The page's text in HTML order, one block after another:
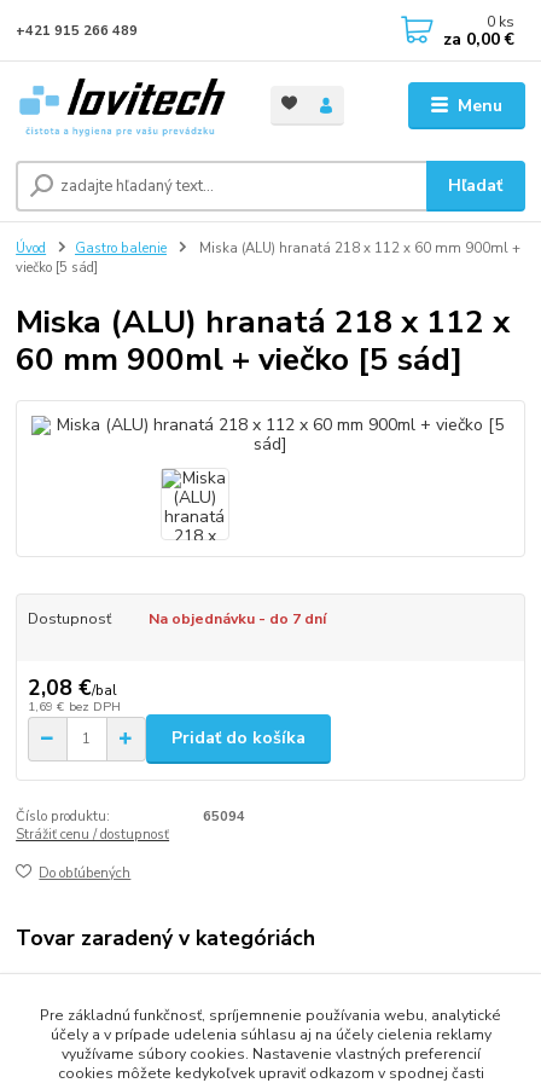
Menu
Hľadať
+421 915 266 489 0 ks
za 0,00 €
Úvod Gastro balenie
Miska (ALU) hranatá 218 x 112 x 60 mm 900ml +
viečko [5 sád]
Miska (ALU) hranatá 218 x 112 x
60 mm 900ml + viečko [5 sád]
Dostupnosť Na objednávku - do 7 dní
2,08 €/bal
1,69 € bez DPH
Pridať do košíka
Číslo produktu:
65094
Strážiť cenu / dostupnosť
Do obľúbených
Tovar zaradený v kategóriách
Gastro balenie
Misky a vaničky
Pre základnú funkčnosť, spríjemnenie používania webu, analytické
účely a v prípade udelenia súhlasu aj na účely cielenia reklamy
využívame súbory cookies. Nastavenie vlastných preferencií
cookies môžete kedykoľvek upraviť odkazom v spodnej časti